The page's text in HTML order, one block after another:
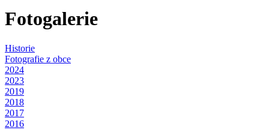
Fotogalerie
Historie
Fotografie z obce
2024
2023
2019
2018
2017
2016